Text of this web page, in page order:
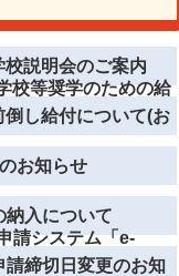
説明会のご案内
校等奨学のための給
し給付について(お
お知らせ
納入について
請システム「e-
締切日変更のお知